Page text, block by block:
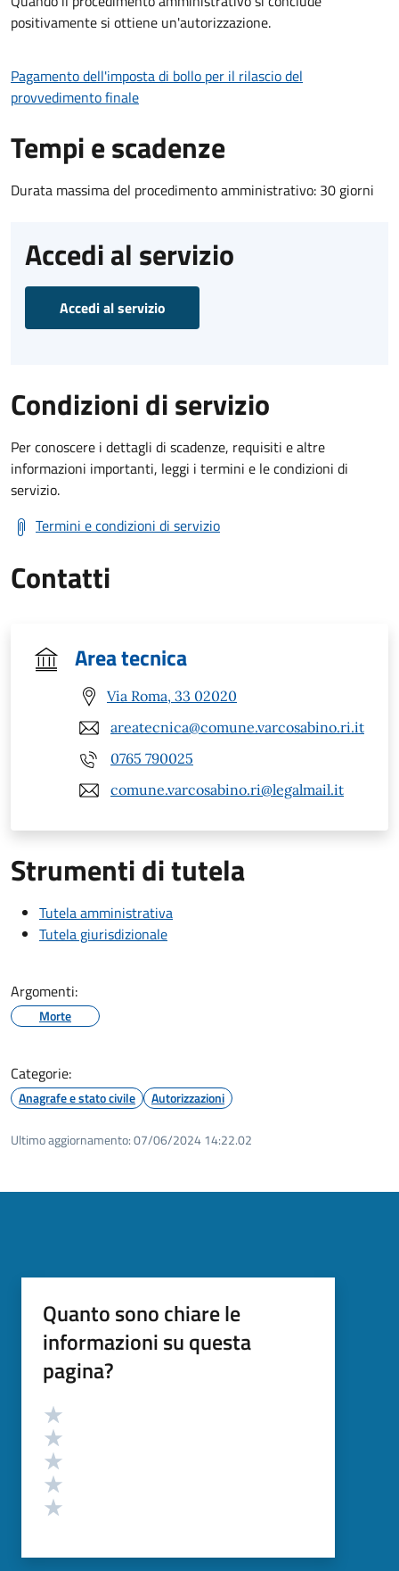
positivamente si ottiene un'autorizzazione.
Pagamento dell'imposta di bollo per il rilascio del
provvedimento finale
Tempi e scadenze
Durata massima del procedimento amministrativo: 30 giorni
Accedi al servizio
Accedi al servizio
Condizioni di servizio
Per conoscere i dettagli di scadenze, requisiti e altre
informazioni importanti, leggi i termini e le condizioni di
servizio.
Termini e condizioni di servizio
Contatti
Area tecnica
Via Roma, 33 02020
areatecnica@comune.varcosabino.ri.it
0765 790025
comune.varcosabino.ri@legalmail.it
Strumenti di tutela
Tutela amministrativa
Tutela giurisdizionale
Argomenti:
Morte
Categorie:
Anagrafe e stato civile Autorizzazioni
Ultimo aggiornamento:07/06/2024 14:22.02
Quanto sono chiare le
informazioni su questa
pagina?
Valutazione